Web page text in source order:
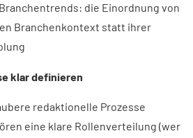
die Einordnung von
Branchenkontext statt ihrer
klar definieren
redaktionelle Prozesse
eine klare Rollenverteilung (wer